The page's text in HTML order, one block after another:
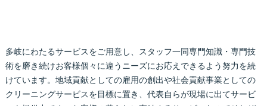
多岐にわたるサービスをご用意し、スタッフ一同専門知識・専門技
術を磨き続けお客様個々に違うニーズにお応えできるよう努力を続
けています。地域貢献としての雇用の創出や社会貢献事業としての
クリーニングサービスを目標に置き、代表自らが現場に出てサービ